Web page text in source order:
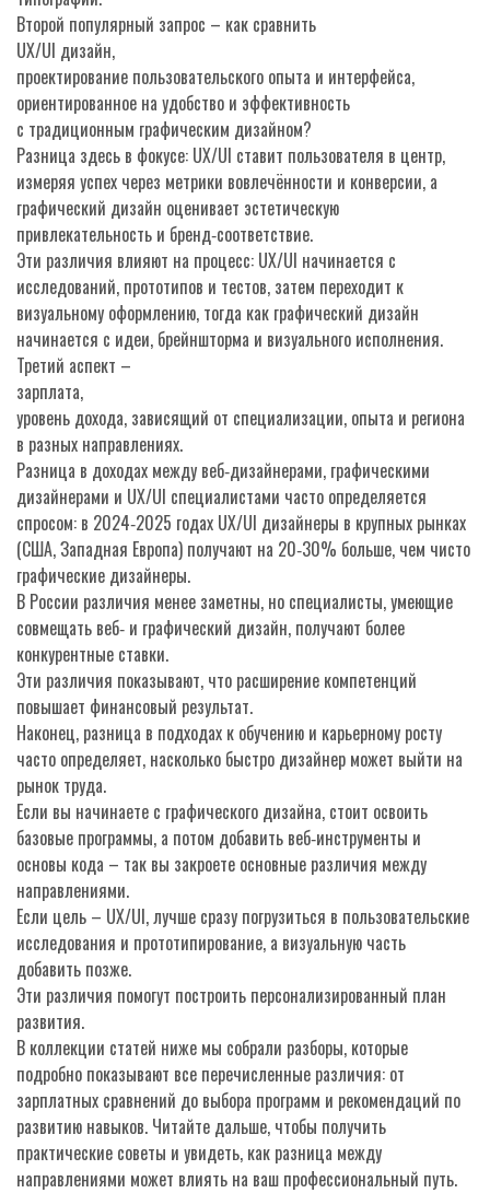
Второй популярный запрос – как сравнить
UX/UI дизайн,
проектирование пользовательского опыта и интерфейса,
ориентированное на удобство и эффективность
с традиционным графическим дизайном?
Разница здесь в фокусе: UX/UI ставит пользователя в центр,
измеряя успех через метрики вовлечённости и конверсии, а
графический дизайн оценивает эстетическую
привлекательность и бренд‑соответствие.
Эти различия влияют на процесс: UX/UI начинается с
исследований, прототипов и тестов, затем переходит к
визуальному оформлению, тогда как графический дизайн
начинается с идеи, брейншторма и визуального исполнения.
Третий аспект –
зарплата,
уровень дохода, зависящий от специализации, опыта и региона
в разных направлениях.
Разница в доходах между веб‑дизайнерами, графическими
дизайнерами и UX/UI специалистами часто определяется
спросом: в 2024‑2025 годах UX/UI дизайнеры в крупных рынках
(США, Западная Европа) получают на 20‑30% больше, чем чисто
графические дизайнеры.
В России различия менее заметны, но специалисты, умеющие
совмещать веб‑ и графический дизайн, получают более
конкурентные ставки.
Эти различия показывают, что расширение компетенций
повышает финансовый результат.
Наконец, разница в подходах к обучению и карьерному росту
часто определяет, насколько быстро дизайнер может выйти на
рынок труда.
Если вы начинаете с графического дизайна, стоит освоить
базовые программы, а потом добавить веб‑инструменты и
основы кода – так вы закроете основные различия между
направлениями.
Если цель – UX/UI, лучше сразу погрузиться в пользовательские
исследования и прототипирование, а визуальную часть
добавить позже.
Эти различия помогут построить персонализированный план
развития.
В коллекции статей ниже мы собрали разборы, которые
подробно показывают все перечисленные различия: от
зарплатных сравнений до выбора программ и рекомендаций по
развитию навыков. Читайте дальше, чтобы получить
практические советы и увидеть, как разница между
направлениями может влиять на ваш профессиональный путь.